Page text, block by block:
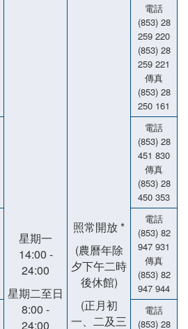
星期一
14:00 -
24:00
星期二至日
8:00 -
24:00
照常開放 *
(農曆年除
夕下午二時
後休館)
(正月初
一、二及三
電話
(853) 28
259 220
(853) 28
259 221
傳真
(853) 28
250 161
電話
(853) 28
451 830
傳真
(853) 28
450 353
電話
(853) 82
947 931
傳真
(853) 82
947 944
電話
(853) 28